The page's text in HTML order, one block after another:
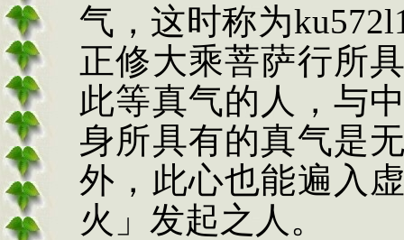
气，这时称为ku572l
正修大乘菩萨行所
此等真气的人，与
身所具有的真气是
外，此心也能遍入
火」发起之人。